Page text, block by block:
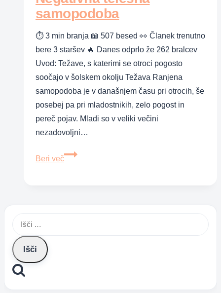
glasove
samopodoba
⏱ 3 min branja 📖 507 besed 👀 Članek trenutno
bere 3 staršev 🔥 Danes odprlo že 262 bralcev
Uvod: Težave, s katerimi se otroci pogosto
soočajo v šolskem okolju Težava Ranjena
samopodoba je v današnjem času pri otrocih, še
posebej pa pri mladostnikih, zelo pogost in
pereč pojav. Mladi so v veliki večini
nezadovoljni…
Beri več
Negativna
Išči: